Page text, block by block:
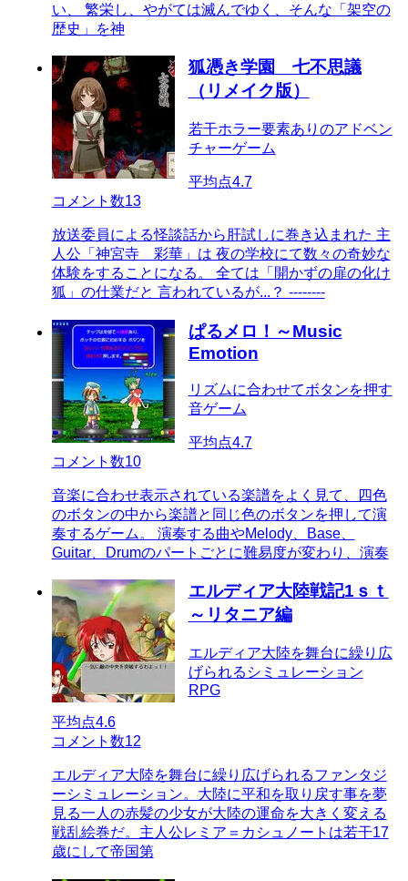
い、 繁栄し、やがては滅んでゆく、そんな「架空の
歴史」を神
狐憑き学園 七不思議
（リメイク版）
若干ホラー要素ありのアドベン
チャーゲーム
平均点4.7
コメント数13
放送委員による怪談話から肝試しに巻き込まれた 主
人公「神宮寺 彩華」は 夜の学校にて数々の奇妙な
体験をすることになる。 全ては「開かずの扉の化け
狐」の仕業だと 言われているが...？ --------
ぱるメロ！～Music
Emotion
リズムに合わせてボタンを押す
音ゲーム
平均点4.7
コメント数10
音楽に合わせ表示されている楽譜をよく見て、四色
のボタンの中から楽譜と同じ色のボタンを押して演
奏するゲーム。 演奏する曲やMelody、Base、
Guitar、Drumのパートごとに難易度が変わり、演奏
エルディア大陸戦記1ｓｔ
～リタニア編
エルディア大陸を舞台に繰り広
げられるシミュレーション
RPG
平均点4.6
コメント数12
エルディア大陸を舞台に繰り広げられるファンタジ
ーシミュレーション。大陸に平和を取り戻す事を夢
見る一人の赤髪の少女が大陸の運命を大きく変える
戦乱絵巻だ。主人公レミア＝カシュノートは若干17
歳にして帝国第